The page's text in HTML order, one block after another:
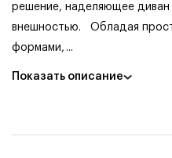
решение, наделяющее
внешностью.
Обладая
формами, ...
Показать описание